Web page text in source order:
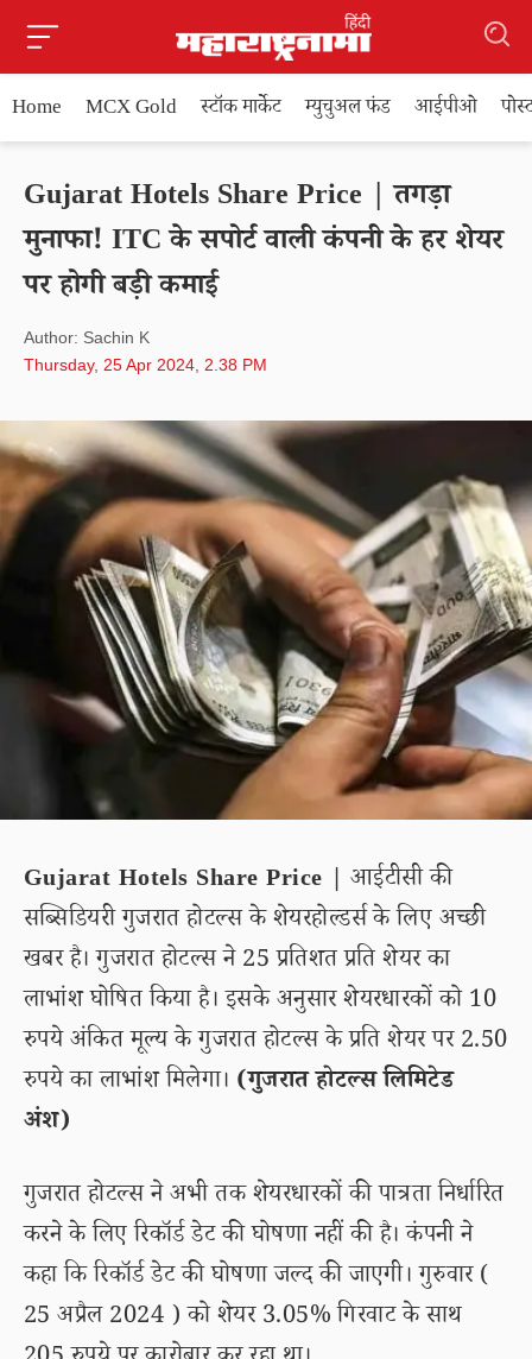
Home MCX Gold स्टॉक मार्केट म्युचुअल फंड आईपीओ
Gujarat Hotels Share Price | तगड़ा
मुनाफा! ITC के सपोर्ट वाली कंपनी के हर शेयर
पर होगी बड़ी कमाई
Author: Sachin K
Thursday, 25 Apr 2024, 2.38 PM
Gujarat Hotels Share Price | आईटीसी की
सब्सिडियरी गुजरात होटल्स के शेयरहोल्डर्स के लिए अच्छी
खबर है। गुजरात होटल्स ने 25 प्रतिशत प्रति शेयर का
लाभांश घोषित किया है। इसके अनुसार शेयरधारकों को 10
रुपये अंकित मूल्य के गुजरात होटल्स के प्रति शेयर पर 2.50
रुपये का लाभांश मिलेगा। (गुजरात होटल्स लिमिटेड
अंश)
गुजरात होटल्स ने अभी तक शेयरधारकों की पात्रता निर्धारित
करने के लिए रिकॉर्ड डेट की घोषणा नहीं की है। कंपनी ने
कहा कि रिकॉर्ड डेट की घोषणा जल्द की जाएगी। गुरुवार (
25 अप्रैल 2024 ) को शेयर 3.05% गिरवाट के साथ